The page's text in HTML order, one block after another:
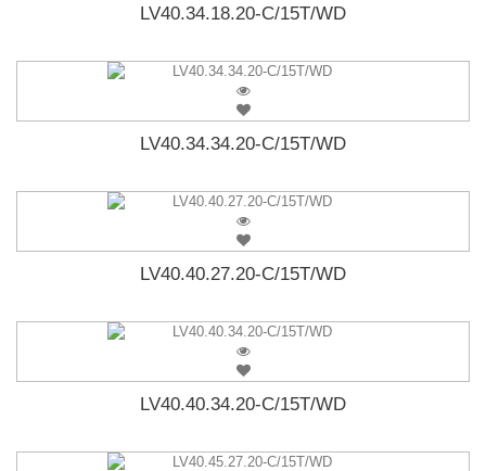
LV40.34.18.20-C/15T/WD
LV40.34.34.20-C/15T/WD
LV40.40.27.20-C/15T/WD
LV40.40.34.20-C/15T/WD